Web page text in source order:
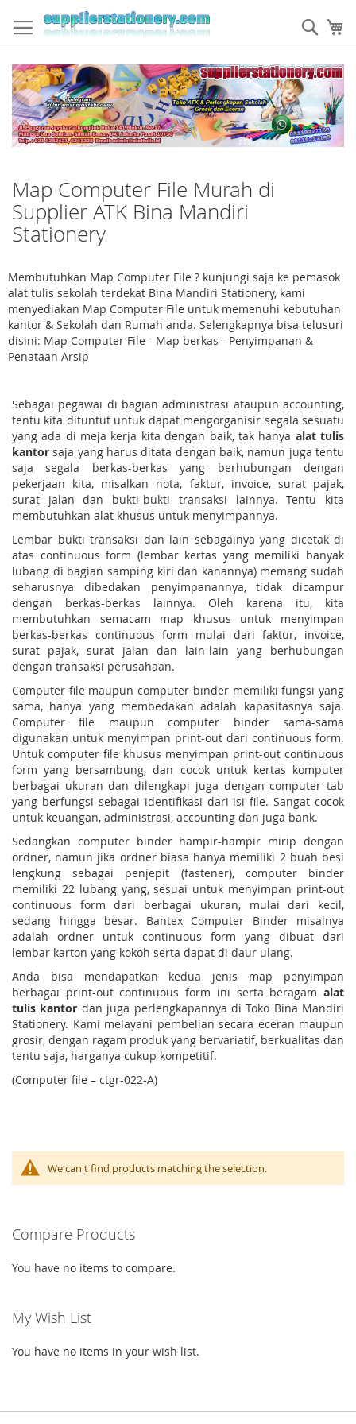
to
Content
Map Computer File Murah di
Supplier ATK Bina Mandiri
Stationery
Membutuhkan Map Computer File ? kunjungi saja ke pemasok
alat tulis sekolah terdekat Bina Mandiri Stationery, kami
menyediakan Map Computer File untuk memenuhi kebutuhan
kantor & Sekolah dan Rumah anda. Selengkapnya bisa telusuri
disini: Map Computer File - Map berkas - Penyimpanan &
Penataan Arsip
Sebagai pegawai di bagian administrasi ataupun accounting,
tentu kita dituntut untuk dapat mengorganisir segala sesuatu
yang ada di meja kerja kita dengan baik, tak hanya alat tulis
kantor saja yang harus ditata dengan baik, namun juga tentu
saja segala berkas-berkas yang berhubungan dengan
pekerjaan kita, misalkan nota, faktur, invoice, surat pajak,
surat jalan dan bukti-bukti transaksi lainnya. Tentu kita
membutuhkan alat khusus untuk menyimpannya.
Lembar bukti transaksi dan lain sebagainya yang dicetak di
atas continuous form (lembar kertas yang memiliki banyak
lubang di bagian samping kiri dan kanannya) memang sudah
seharusnya dibedakan penyimpanannya, tidak dicampur
dengan berkas-berkas lainnya. Oleh karena itu, kita
membutuhkan semacam map khusus untuk menyimpan
berkas-berkas continuous form mulai dari faktur, invoice,
surat pajak, surat jalan dan lain-lain yang berhubungan
dengan transaksi perusahaan.
Computer file maupun computer binder memiliki fungsi yang
sama, hanya yang membedakan adalah kapasitasnya saja.
Computer file maupun computer binder sama-sama
digunakan untuk menyimpan print-out dari continuous form.
Untuk computer file khusus menyimpan print-out continuous
form yang bersambung, dan cocok untuk kertas komputer
berbagai ukuran dan dilengkapi juga dengan computer tab
yang berfungsi sebagai identifikasi dari isi file. Sangat cocok
untuk keuangan, administrasi, accounting dan juga bank.
Sedangkan computer binder hampir-hampir mirip dengan
ordner, namun jika ordner biasa hanya memiliki 2 buah besi
lengkung sebagai penjepit (fastener), computer binder
memiliki 22 lubang yang, sesuai untuk menyimpan print-out
continuous form dari berbagai ukuran, mulai dari kecil,
sedang hingga besar. Bantex Computer Binder misalnya
adalah ordner untuk continuous form yang dibuat dari
lembar karton yang kokoh serta dapat di daur ulang.
Anda bisa mendapatkan kedua jenis map penyimpan
berbagai print-out continuous form ini serta beragam alat
tulis kantor dan juga perlengkapannya di Toko Bina Mandiri
Stationery. Kami melayani pembelian secara eceran maupun
grosir, dengan ragam produk yang bervariatif, berkualitas dan
tentu saja, harganya cukup kompetitif.
(Computer file – ctgr-022-A)
We can't find products matching the selection.
Compare Products
You have no items to compare.
My Wish List
You have no items in your wish list.